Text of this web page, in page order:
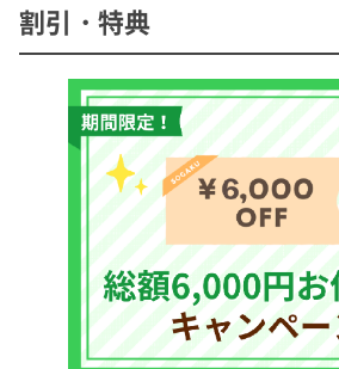
割引・特典